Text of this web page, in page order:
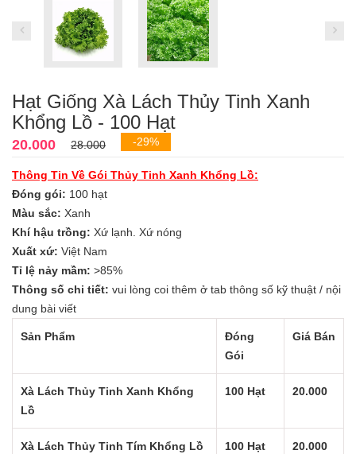
Hạt Giống Xà Lách Thủy Tinh Xanh
Khổng Lồ - 100 Hạt
20.000 28.000 -29%
Thông Tin Về Gói Thủy Tinh Xanh Khổng Lồ:
Đóng gói: 100 hạt
Màu sắc: Xanh
Khí hậu trồng: Xứ lạnh. Xứ nóng
Xuất xứ: Việt Nam
Tỉ lệ nảy mầm: >85%
Thông số chi tiết: vui lòng coi thêm ở tab thông số kỹ thuật / nội
dung bài viết
Sản Phẩm
Đóng
Gói
Giá Bán
Xà Lách Thủy Tinh Xanh Khổng
Lồ
100 Hạt 20.000
Xà Lách Thủy Tinh Tím Khổng Lồ 100 Hạt 20.000